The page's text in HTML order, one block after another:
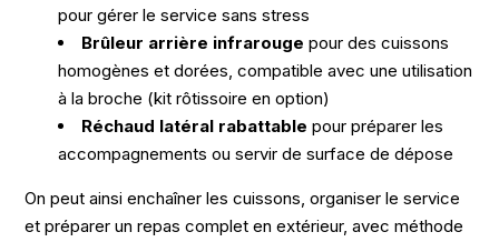
pour gérer le service sans stress
Brûleur arrière infrarouge pour des cuissons
homogènes et dorées, compatible avec une utilisation
à la broche (kit rôtissoire en option)
Réchaud latéral rabattable pour préparer les
accompagnements ou servir de surface de dépose
On peut ainsi enchaîner les cuissons, organiser le service
et préparer un repas complet en extérieur, avec méthode